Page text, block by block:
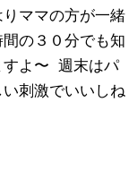
ママの方が一緒
の３０分でも知
すよ〜 週末はパ
刺激でいいしね